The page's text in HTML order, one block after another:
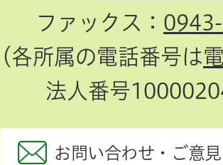
ファックス：
（各所属の電話番号は
法人番号
お問い合わせ・ご意